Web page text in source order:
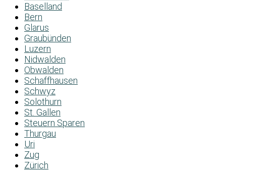
Baselland
Bern
Glarus
Graubünden
Luzern
Nidwalden
Obwalden
Schaffhausen
Schwyz
Solothurn
St. Gallen
Steuern Sparen
Thurgau
Uri
Zug
Zürich